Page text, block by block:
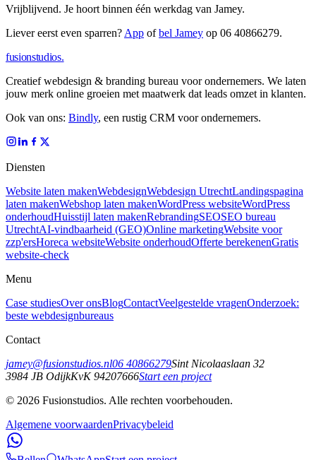
Vrijblijvend. Je hoort binnen één werkdag van Jamey.
Liever eerst even sparren? App of bel Jamey op 06 40866279.
fusionstudios.
Creatief webdesign & branding bureau voor ondernemers. We laten
jouw merk online groeien met maatwerk dat leads omzet in klanten.
Ook van ons: Bindly, een rustig CRM voor ondernemers.
Diensten
Website laten makenWebdesignWebdesign UtrechtLandingspagina
laten makenWebshop laten makenWordPress websiteWordPress
onderhoudHuisstijl laten makenRebrandingSEOSEO bureau
UtrechtAI-vindbaarheid (GEO)Online marketingWebsite voor
zzp'ersHoreca websiteWebsite onderhoudOfferte berekenenGratis
website-check
Menu
Case studiesOver onsBlogContactVeelgestelde vragenOnderzoek:
beste webdesignbureaus
Contact
jamey@fusionstudios.nl06 40866279Sint Nicolaaslaan 32
3984 JB OdijkKvK94207666Start een project
© 2026 Fusionstudios. Alle rechten voorbehouden.
Algemene voorwaardenPrivacybeleid